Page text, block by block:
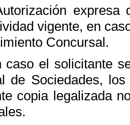
vigente, en
Concursal.
caso el solicitante
de Sociedades,
copia legalizada